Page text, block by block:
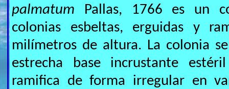
palmatum Pallas, 1766 es un
colonias esbeltas, erguidas y
milímetros de altura. La colonia
estrecha base incrustante
ramifica de forma irregular en